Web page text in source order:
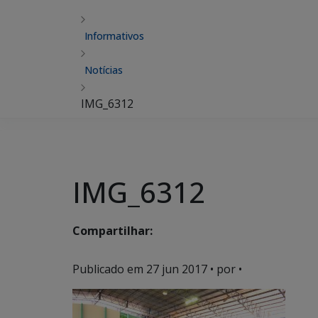
Informativos
Notícias
IMG_6312
IMG_6312
Compartilhar:
Publicado em 27 jun 2017 • por •